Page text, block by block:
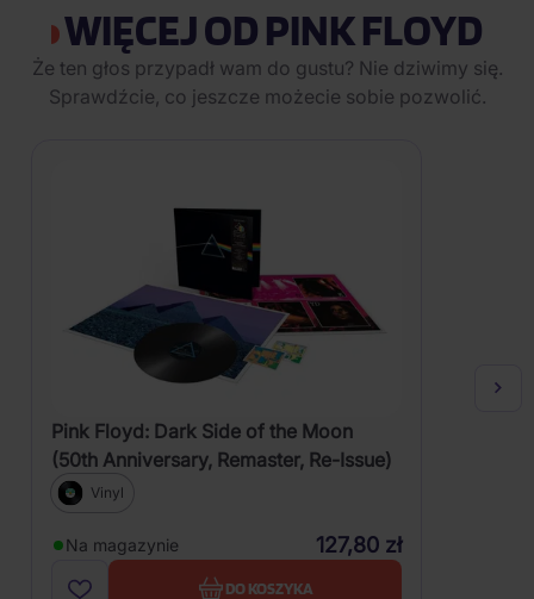
WIĘCEJ OD PINK FLOYD
Że ten głos przypadł wam do gustu? Nie dziwimy się.
Sprawdźcie, co jeszcze możecie sobie pozwolić.
Pink Floyd: Dark Side of the Moon
(50th Anniversary, Remaster, Re-Issue)
Vinyl
Na magazynie 127,80 zł
DO KOSZYKA